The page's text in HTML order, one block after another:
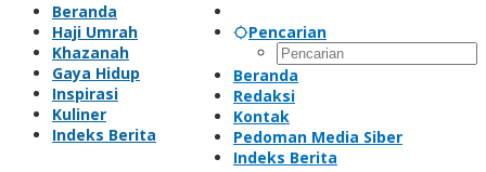
Pencarian
Beranda
Redaksi
Kontak
Pedoman Media Siber
Indeks Berita
Beranda
Haji Umrah
Khazanah
Gaya Hidup
Inspirasi
Kuliner
Indeks Berita